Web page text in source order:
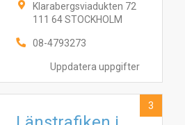
Uppdatera uppgifter
Klarabergsviadukten 72
111 64 STOCKHOLM
08-4793273
3